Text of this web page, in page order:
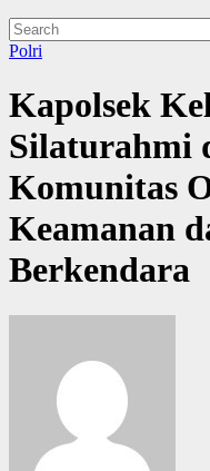
Polri
Kapolsek
Silaturahmi
Komunitas
Keamanan
Berkendara